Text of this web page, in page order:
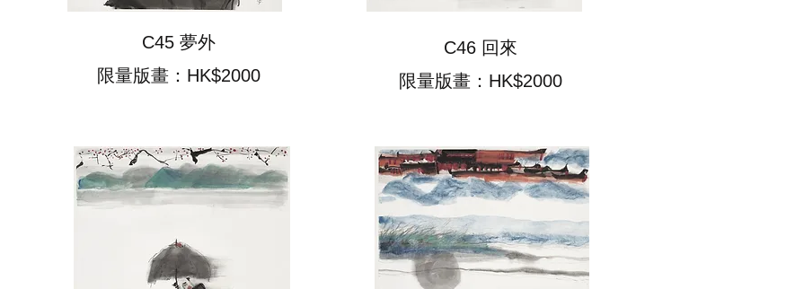
C45 夢外
限量版畫：HK$2000
C46 回來
限量版畫：HK$2000